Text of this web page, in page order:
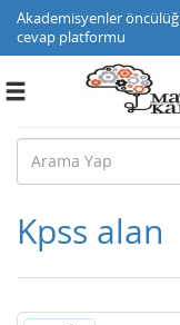
Akademisyenler
cevap platformu
Toggle
Kpss alan